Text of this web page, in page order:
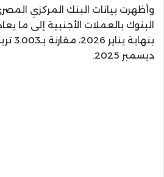
وأظهرت بيانات البنك المركزي
ديسمبر 2025.